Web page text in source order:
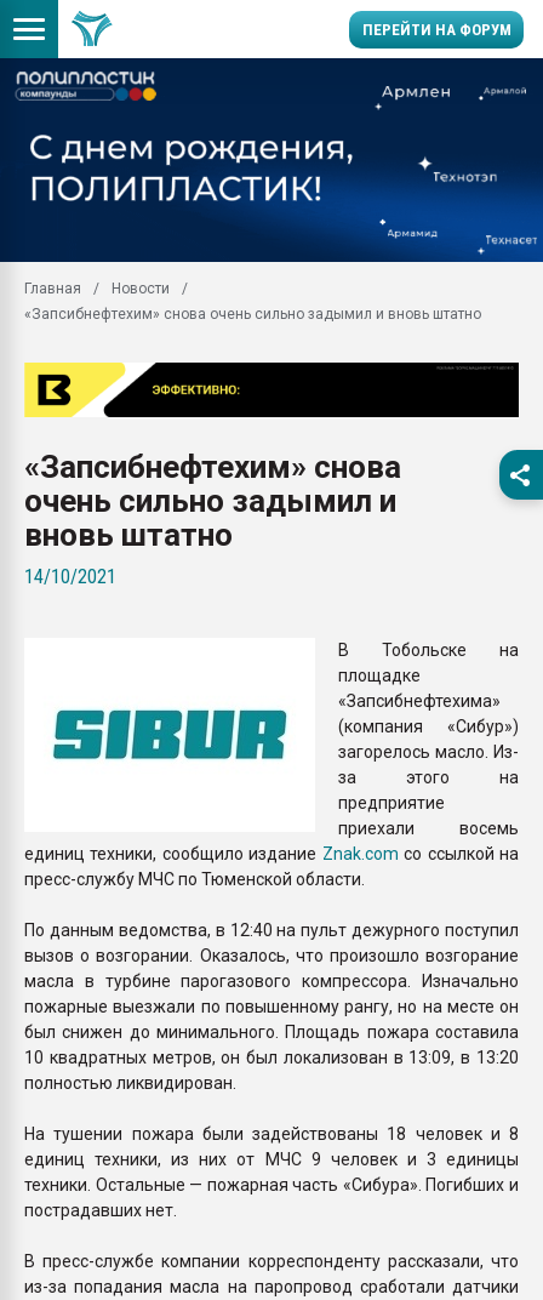
ПЕРЕЙТИ НА ФОРУМ
Подмосковье, Москва
первый план в
ситуацией на
Материал поверхности
Продам отходы
поликарбоната и АБС-
ПЕРЕЙТИ НА
Главная
Новости
«Запсибнефтехим» снова очень сильно задымил и вновь штатно
«Запсибнефтехим» снова
очень сильно задымил и
вновь штатно
14/10/2021
В Тобольске на
площадке
«Запсибнефтехима»
(компания «Сибур»)
загорелось масло. Из-
за этого на
предприятие
приехали восемь
единиц техники, сообщило издание Znak.com со ссылкой на
пресс-службу МЧС по Тюменской области.
По данным ведомства, в 12:40 на пульт дежурного поступил
вызов о возгорании. Оказалось, что произошло возгорание
масла в турбине парогазового компрессора. Изначально
пожарные выезжали по повышенному рангу, но на месте он
был снижен до минимального. Площадь пожара составила
10 квадратных метров, он был локализован в 13:09, в 13:20
полностью ликвидирован.
На тушении пожара были задействованы 18 человек и 8
единиц техники, из них от МЧС 9 человек и 3 единицы
техники. Остальные — пожарная часть «Сибура». Погибших и
пострадавших нет.
В пресс-службе компании корреспонденту рассказали, что
из-за попадания масла на паропровод сработали датчики